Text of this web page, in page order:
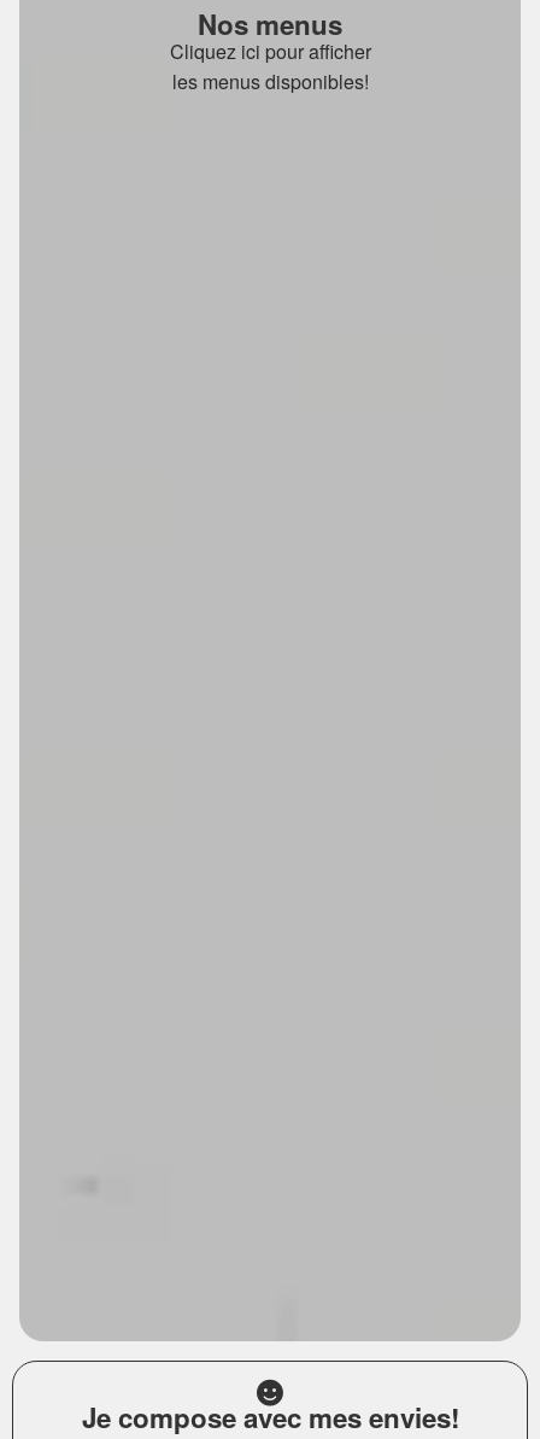
Nos menus
Cliquez ici pour afficher
les menus disponibles!
Je compose avec mes envies!